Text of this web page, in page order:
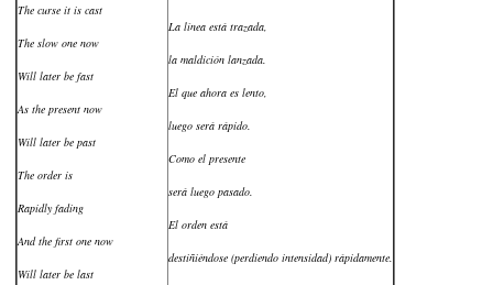
The curse it is cast
The slow one now
Will later be fast
As the present now
Will later be past
The order is
Rapidly fading
And the first one now
Will later be last
La línea está trazada,
la maldición lanzada.
El que ahora es lento,
luego será rápido.
Como el presente
será luego pasado.
El orden está
destiñiéndose (perdiendo intensidad) rápidamente.